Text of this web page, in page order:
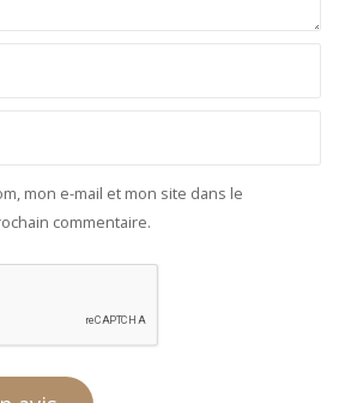
mon e-mail et mon site dans le
commentaire.